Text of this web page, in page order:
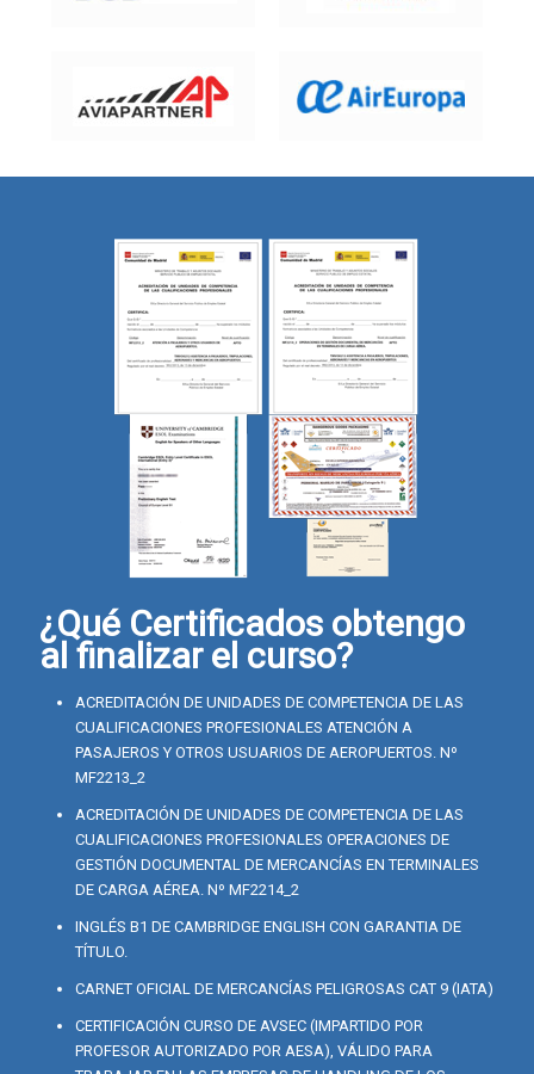
¿Qué Certificados obtengo
al finalizar el curso?
ACREDITACIÓN DE UNIDADES DE COMPETENCIA DE LAS
CUALIFICACIONES PROFESIONALES ATENCIÓN A
PASAJEROS Y OTROS USUARIOS DE AEROPUERTOS. Nº
MF2213_2
ACREDITACIÓN DE UNIDADES DE COMPETENCIA DE LAS
CUALIFICACIONES PROFESIONALES OPERACIONES DE
GESTIÓN DOCUMENTAL DE MERCANCÍAS EN TERMINALES
DE CARGA AÉREA. Nº MF2214_2
INGLÉS B1 DE CAMBRIDGE ENGLISH CON GARANTIA DE
TÍTULO.
CARNET OFICIAL DE MERCANCÍAS PELIGROSAS CAT 9 (IATA)
CERTIFICACIÓN CURSO DE AVSEC (IMPARTIDO POR
PROFESOR AUTORIZADO POR AESA), VÁLIDO PARA